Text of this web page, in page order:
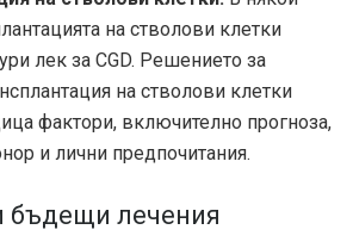
на стволови клетки
лек за CGD. Решението за
на стволови клетки
фактори, включително прогноза,
и лични предпочитания.
бъдещи лечения